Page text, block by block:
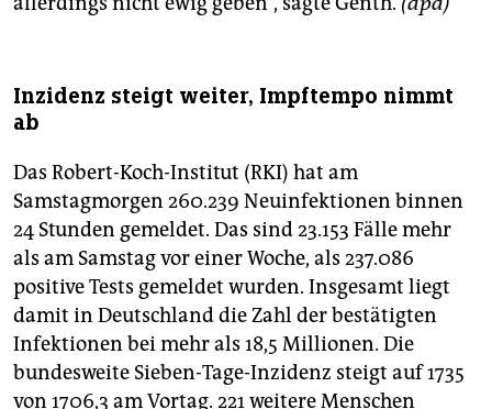
Inzidenz steigt weiter, Impftempo nimmt
ab
Das Robert-Koch-Institut (RKI) hat am
Samstagmorgen 260.239 Neuinfektionen binnen
24 Stunden gemeldet. Das sind 23.153 Fälle mehr
als am Samstag vor einer Woche, als 237.086
positive Tests gemeldet wurden. Insgesamt liegt
damit in Deutschland die Zahl der bestätigten
Infektionen bei mehr als 18,5 Millionen. Die
bundesweite Sieben-Tage-Inzidenz steigt auf 1735
von 1706,3 am Vortag. 221 weitere Menschen